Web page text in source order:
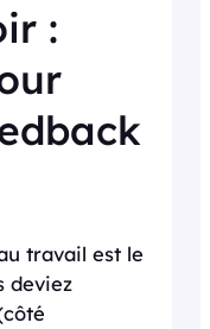
:
travail est le
deviez